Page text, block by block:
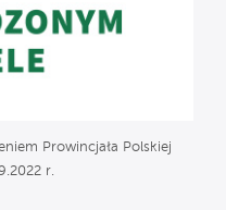
Prowincjała Polskiej
r.